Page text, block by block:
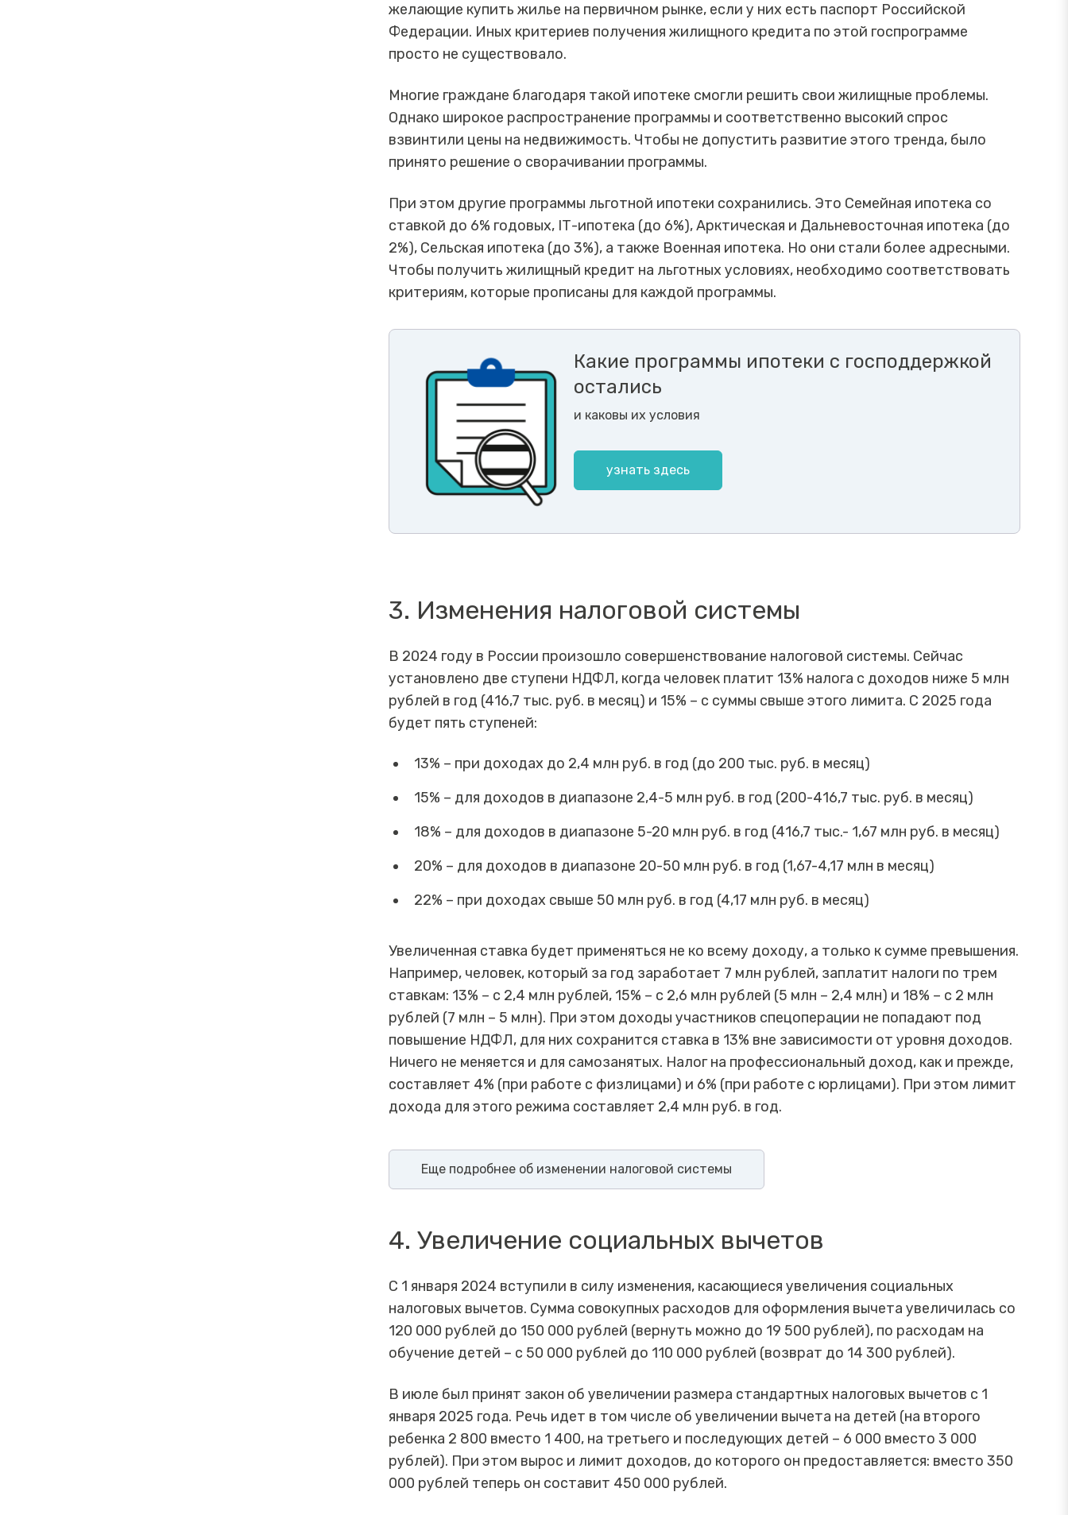
желающие купить жилье на первичном рынке, если у них есть паспорт Российской
Федерации. Иных критериев получения жилищного кредита по этой госпрограмме
просто не существовало.
Многие граждане благодаря такой ипотеке смогли решить свои жилищные проблемы.
Однако широкое распространение программы и соответственно высокий спрос
взвинтили цены на недвижимость. Чтобы не допустить развитие этого тренда, было
принято решение о сворачивании программы.
При этом другие программы льготной ипотеки сохранились. Это Семейная ипотека со
ставкой до 6% годовых, IТ-ипотека (до 6%), Арктическая и Дальневосточная ипотека (до
2%), Сельская ипотека (до 3%), а также Военная ипотека. Но они стали более адресными.
Чтобы получить жилищный кредит на льготных условиях, необходимо соответствовать
критериям, которые прописаны для каждой программы.
Какие программы ипотеки с господдержкой
остались
и каковы их условия
узнать здесь
3. Изменения налоговой системы
В 2024 году в России произошло совершенствование налоговой системы. Сейчас
установлено две ступени НДФЛ, когда человек платит 13% налога с доходов ниже 5 млн
рублей в год (416,7 тыс. руб. в месяц) и 15% – с суммы свыше этого лимита. С 2025 года
будет пять ступеней:
13% – при доходах до 2,4 млн руб. в год (до 200 тыс. руб. в месяц)
15% – для доходов в диапазоне 2,4-5 млн руб. в год (200-416,7 тыс. руб. в месяц)
18% – для доходов в диапазоне 5-20 млн руб. в год (416,7 тыс.- 1,67 млн руб. в месяц)
20% – для доходов в диапазоне 20-50 млн руб. в год (1,67-4,17 млн в месяц)
22% – при доходах свыше 50 млн руб. в год (4,17 млн руб. в месяц)
Увеличенная ставка будет применяться не ко всему доходу, а только к сумме превышения.
Например, человек, который за год заработает 7 млн рублей, заплатит налоги по трем
ставкам: 13% – с 2,4 млн рублей, 15% – с 2,6 млн рублей (5 млн – 2,4 млн) и 18% – с 2 млн
рублей (7 млн – 5 млн). При этом доходы участников спецоперации не попадают под
повышение НДФЛ, для них сохранится ставка в 13% вне зависимости от уровня доходов.
Ничего не меняется и для самозанятых. Налог на профессиональный доход, как и прежде,
составляет 4% (при работе с физлицами) и 6% (при работе с юрлицами). При этом лимит
дохода для этого режима составляет 2,4 млн руб. в год.
Еще подробнее об изменении налоговой системы
4. Увеличение социальных вычетов
С 1 января 2024 вступили в силу изменения, касающиеся увеличения социальных
налоговых вычетов. Сумма совокупных расходов для оформления вычета увеличилась со
120 000 рублей до 150 000 рублей (вернуть можно до 19 500 рублей), по расходам на
обучение детей – с 50 000 рублей до 110 000 рублей (возврат до 14 300 рублей).
В июле был принят закон об увеличении размера стандартных налоговых вычетов с 1
января 2025 года. Речь идет в том числе об увеличении вычета на детей (на второго
ребенка 2 800 вместо 1 400, на третьего и последующих детей – 6 000 вместо 3 000
рублей). При этом вырос и лимит доходов, до которого он предоставляется: вместо 350
000 рублей теперь он составит 450 000 рублей.